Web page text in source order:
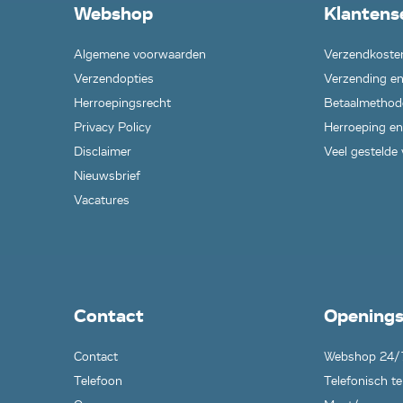
Webshop
Algemene voorwaarden
Verzendopties
Herroepingsrecht
Privacy Policy
Disclaimer
Nieuwsbrief
Vacatures
Verzending
Herroeping
Veel gestelde
Contact
Contact
Telefoon
Webshop
Telefonisch